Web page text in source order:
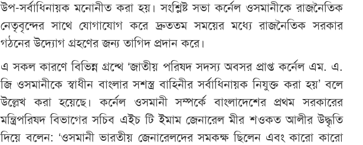
উপ-সর্বাধিনায়ক মনোনীত করা হয়। সংশ্লিষ্ট সভা কর্নেল ওসমানীকে রাজনৈতিক
নেতৃবৃন্দের সাথে যোগাযোগ করে দ্রুততম সময়ের মধ্যে রাজনৈতিক সরকার
গঠনের উদ্যোগ গ্রহণের জন্য তাগিদ প্রদান করে।
এ সকল কারণে বিভিন্ন গ্রন্থে ‘জাতীয় পরিষদ সদস্য অবসর প্রাপ্ত কর্নেল এম. এ.
জি ওসমানীকে স্বাধীন বাংলার সশস্ত্র বাহিনীর সর্বাধিনায়ক নিযুক্ত করা হয়’ বলে
উল্লেখ করা হয়েছে। কর্নেল ওসমানী সম্পর্কে বাংলাদেশের প্রথম সরকারের
মন্ত্রিপরিষদ বিভাগের সচিব এইচ টি ইমাম জেনারেল মীর শওকত আলীর উদ্ধৃতি
দিয়ে বলেন: ‘ওসমানী ভারতীয় জেনারেলদের সমকক্ষ ছিলেন এবং কারো কারো